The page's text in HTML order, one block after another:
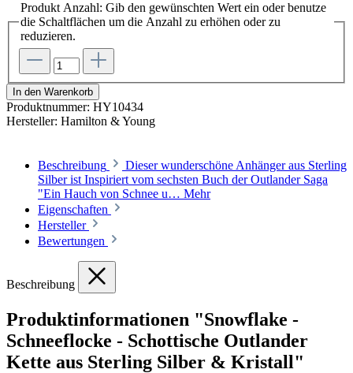
Produkt Anzahl: Gib den gewünschten Wert ein oder benutze
die Schaltflächen um die Anzahl zu erhöhen oder zu
reduzieren.
In den Warenkorb
Produktnummer: HY10434
Hersteller: Hamilton & Young
Beschreibung
Dieser wunderschöne Anhänger aus Sterling
Silber ist Inspiriert vom sechsten Buch der Outlander Saga
"Ein Hauch von Schnee u… Mehr
Eigenschaften
Hersteller
Bewertungen
Beschreibung
Produktinformationen "Snowflake -
Schneeflocke - Schottische Outlander
Kette aus Sterling Silber & Kristall"